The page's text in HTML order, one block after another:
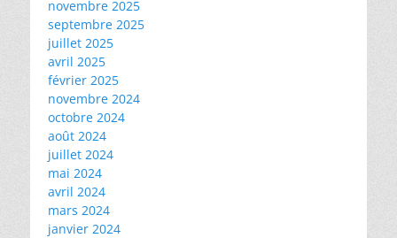
novembre 2025
septembre 2025
juillet 2025
avril 2025
février 2025
novembre 2024
octobre 2024
août 2024
juillet 2024
mai 2024
avril 2024
mars 2024
janvier 2024